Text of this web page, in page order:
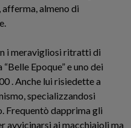
, afferma, almeno di
i meravigliosi ritratti di
Epoque”e uno dei
.Anche lui risiedette a
,specializzandosi
Frequentò dapprima gli
avvicinarsi ai macchiaioli ma